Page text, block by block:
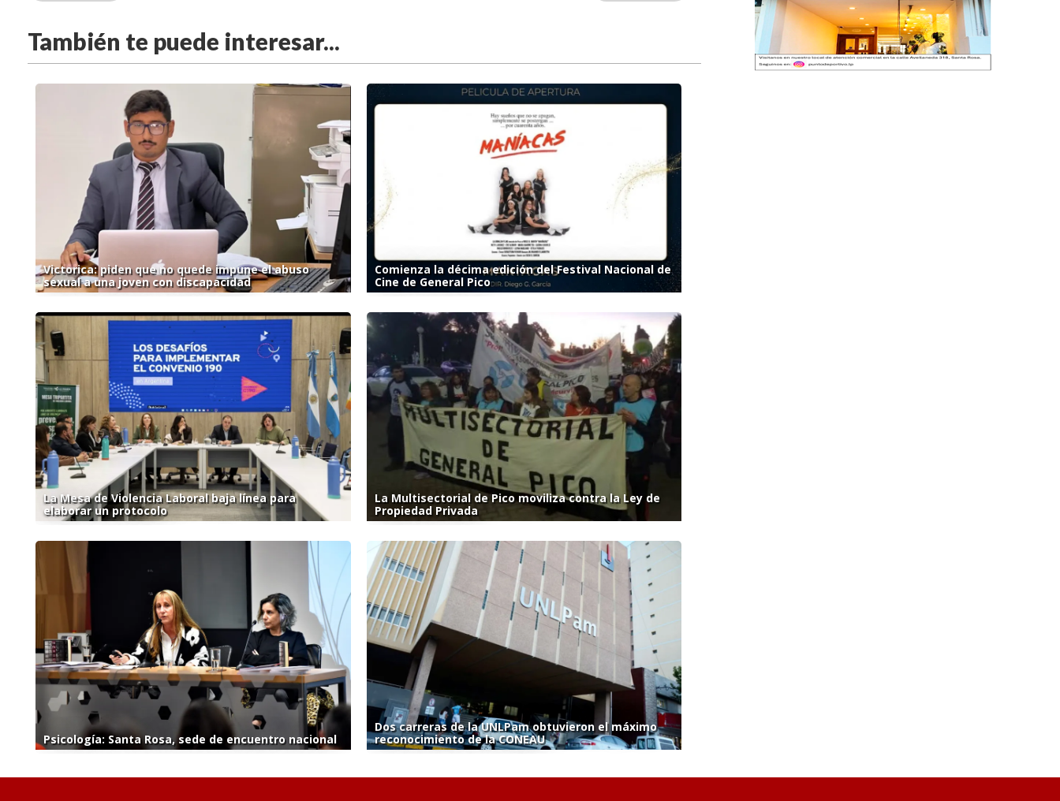
También te puede interesar...
Victorica: piden que no quede impune el abuso
sexual a una joven con discapacidad
Comienza la décima edición del Festival Nacional de
Cine de General Pico
La Mesa de Violencia Laboral baja línea para
elaborar un protocolo
La Multisectorial de Pico moviliza contra la Ley de
Propiedad Privada
Psicología: Santa Rosa, sede de encuentro nacional
Dos carreras de la UNLPam obtuvieron el máximo
reconocimiento de la CONEAU